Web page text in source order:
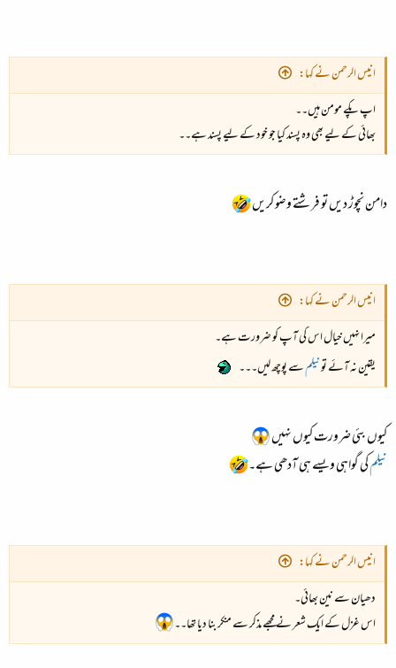
انیس الرحمن نے کہا:
اپ پکے مومن ہیں۔۔​
بھائی کے لیے بھی وہ پسند کیا جو خود کے لیے پسند ہے۔۔​
دامن نچوڑ دیں تو فرشتے وضو کریں
انیس الرحمن نے کہا:
میرا نہیں خیال اس کی آپ کو ضرورت ہے۔​
یقین نہ آئے تونیلمسے پوچھ لیں۔۔۔
کیوں بئی ضرورت کیوں نہیں
نیلمکی گواہی ویسے ہی آدھی ہے۔
انیس الرحمن نے کہا:
دھیان سے نین بھائی۔​
اس غزل کے ایک شعر نے مجھے مذکر سے منکر بنا دیا تھا۔۔